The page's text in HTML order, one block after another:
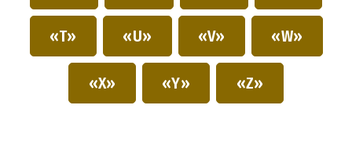
«T» «U» «V» «W»
«X» «Y» «Z»